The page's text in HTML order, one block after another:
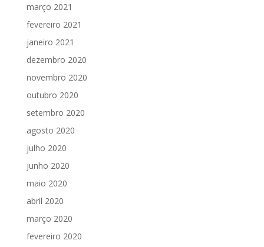
março 2021
fevereiro 2021
janeiro 2021
dezembro 2020
novembro 2020
outubro 2020
setembro 2020
agosto 2020
julho 2020
junho 2020
maio 2020
abril 2020
março 2020
fevereiro 2020